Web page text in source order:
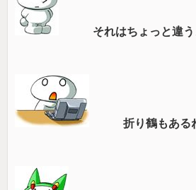
それはちょっと違う
折り鶴もある